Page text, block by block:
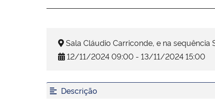
Sala Cláudio Carriconde, e na sequência
12/11/2024 09:00 - 13/11/2024 15:00
Descrição